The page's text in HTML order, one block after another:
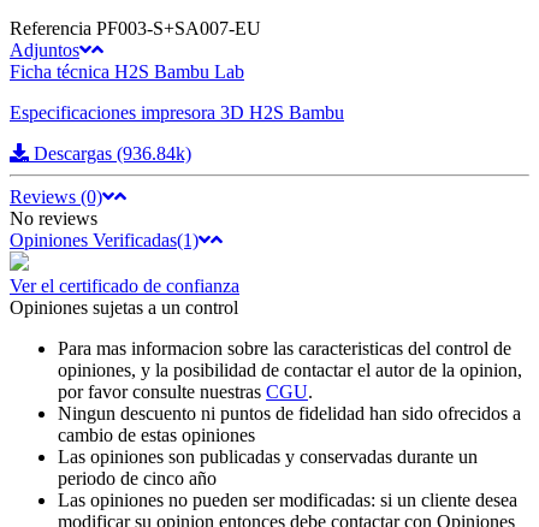
Referencia PF003-S+SA007-EU
Adjuntos
Ficha técnica H2S Bambu Lab
Especificaciones impresora 3D H2S Bambu
Descargas (936.84k)
Reviews (0)
No reviews
Opiniones Verificadas(1)
Ver el certificado de confianza
Opiniones sujetas a un control
Para mas informacion sobre las caracteristicas del control de
opiniones, y la posibilidad de contactar el autor de la opinion,
por favor consulte nuestras CGU.
Ningun descuento ni puntos de fidelidad han sido ofrecidos a
cambio de estas opiniones
Las opiniones son publicadas y conservadas durante un
periodo de cinco año
Las opiniones no pueden ser modificadas: si un cliente desea
modificar su opinion entonces debe contactar con Opiniones